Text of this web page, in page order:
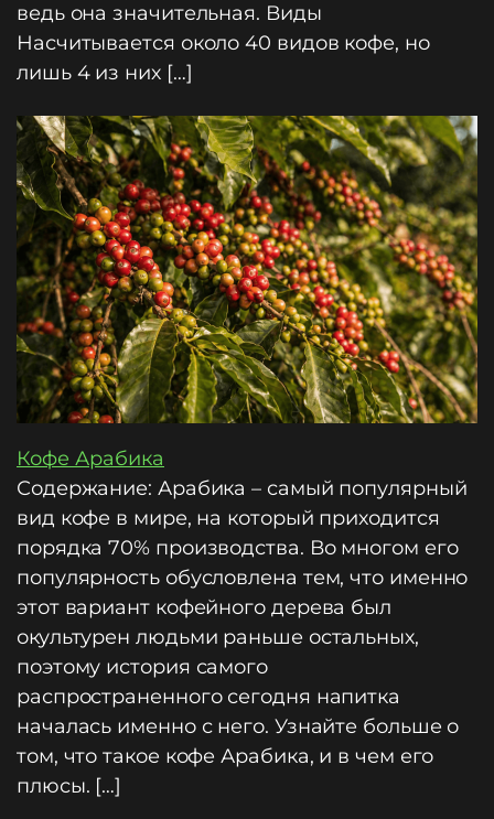
ведь она значительная. Виды
Насчитывается около 40 видов кофе, но
лишь 4 из них […]
Кофе Арабика
Содержание: Арабика – самый популярный
вид кофе в мире, на который приходится
порядка 70% производства. Во многом его
популярность обусловлена тем, что именно
этот вариант кофейного дерева был
окультурен людьми раньше остальных,
поэтому история самого
распространенного сегодня напитка
началась именно с него. Узнайте больше о
том, что такое кофе Арабика, и в чем его
плюсы. […]